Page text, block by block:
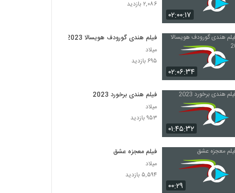
۰۲:۰۰:۱۷
۲,۰۸۶ بازدید
۰۲:۰۶:۳۴
فیلم هندی گورودف هویسالا 2023
میلاد
۶۹۵ بازدید
۰۱:۴۵:۳۲
فیلم هندی برخورد 2023
میلاد
۹۵۳ بازدید
۰۰:۲۹
فیلم معجزه عشق
میلاد
۵,۵۹۴ بازدید